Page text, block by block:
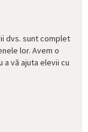
dvs. sunt complet
lor. Avem o
vă ajuta elevii cu